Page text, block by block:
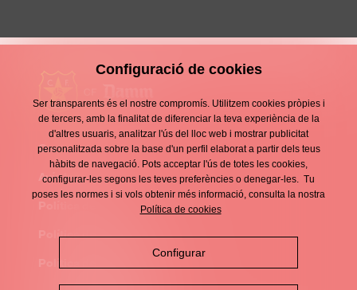
Enllaços
d'interès
Contacte
Footer
Avís legal
Política de privacitat
Política de cookies
Configuració de cookies
Ser transparents és el nostre compromís. Utilitzem cookies pròpies i
de tercers, amb la finalitat de diferenciar la teva experiència de la
d'altres usuaris, analitzar l'ús del lloc web i mostrar publicitat
personalitzada sobre la base d'un perfil elaborat a partir dels teus
hàbits de navegació. Pots acceptar l'ús de totes les cookies,
configurar-les segons les teves preferències o denegar-les. Tu
poses les normes i si vols obtenir més informació, consulta la nostra
Política de cookies
Configurar